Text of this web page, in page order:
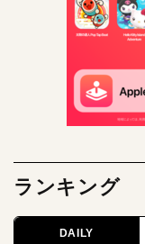
ランキング
DAILY